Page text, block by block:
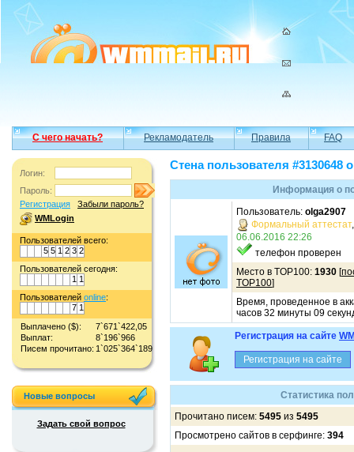
С чего начать? Рекламодатель Правила FAQ
Логин:
Пароль:
Регистрация
Забыли пароль?
WMLogin
Пользователей всего:
5 5 1 2 3 2
Пользователей сегодня:
1 1
Пользователей online:
7 1
Выплачено ($):
7`671`422,05
Выплат:
8`196`966
Писем прочитано: 1`025`364`189
Новые вопросы
Задать свой вопрос
Стена пользователя #3130648
Информация о
Пользователь: olga2907
Формальный аттестат
06.06.2016 22:26
телефон проверен
Место в TOP100: 1930 [
TOP100]
Время, проведенное в
часов 32 минуты 09
Регистрация на сайте
Статистика
Прочитано писем: 5495 из 5495
Просмотрено сайтов в серфинге: 394